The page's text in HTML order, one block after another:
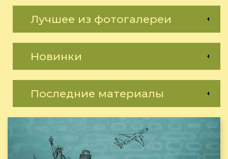
Лучшее из фотогалереи
Новинки
Последние материалы